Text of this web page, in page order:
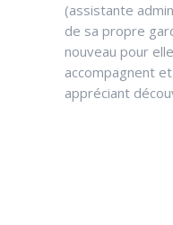
(assistante
de sa propre
nouveau pour
accompagnent
appréciant